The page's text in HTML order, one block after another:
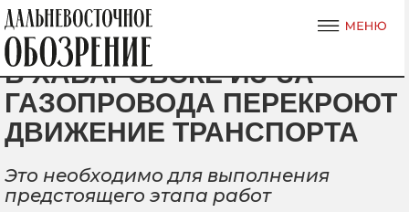
В ХАБАРОВСКЕ ИЗ-ЗА
ГАЗОПРОВОДА ПЕРЕКРОЮТ
ДВИЖЕНИЕ ТРАНСПОРТА
Это необходимо для выполнения
предстоящего этапа работ